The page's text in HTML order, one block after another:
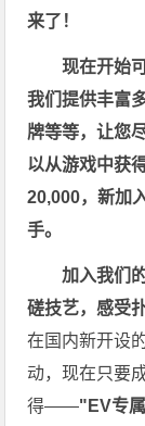
来了！
现在开始
我们提供丰富
牌等等，让您
以从游戏中获
20,000，新加
手。
加入我们
磋技艺，感受
在国内新开设
动，现在只要
得——"EV专